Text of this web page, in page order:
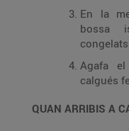
En la
bossa
Agafa
calgués
QUAN ARRIBIS A